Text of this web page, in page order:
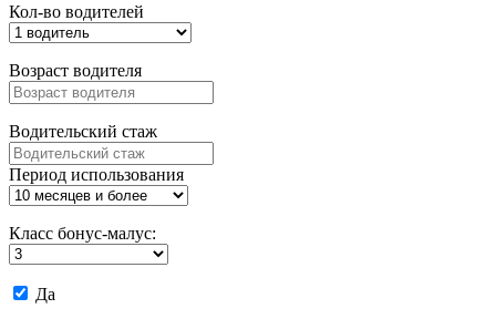
Кол-во водителей
Возраст водителя
Водительский стаж
Период использования
Класс бонус-малус:
ДаюДа